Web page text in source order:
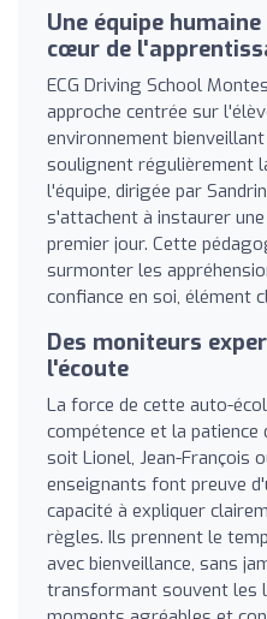
Une équipe
cœur de
ECG Driving School
approche centrée sur
environnement
soulignent régulièrement
l'équipe, dirigée par
s'attachent à instaurer
premier jour. Cette
surmonter les
confiance en soi, élément
Des moniteurs
l'écoute
La force de cette auto-
compétence et la patience
soit Lionel, Jean-François
enseignants font preuve
capacité à expliquer
règles. Ils prennent le
avec bienveillance, sans
transformant souvent les